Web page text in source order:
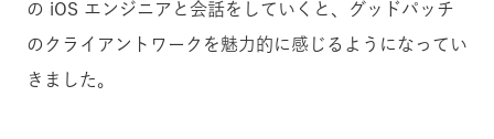
の iOS エンジニアと会話をしていくと、グッドパッチ
のクライアントワークを魅力的に感じるようになってい
きました。